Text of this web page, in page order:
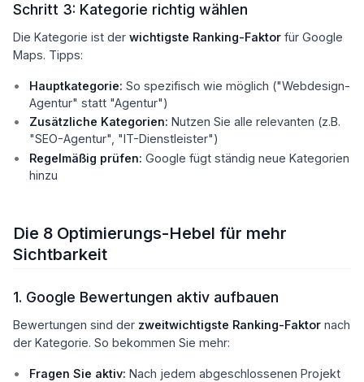
Schritt 3: Kategorie richtig wählen
Die Kategorie ist der wichtigste Ranking-Faktor für Google
Maps. Tipps:
Hauptkategorie: So spezifisch wie möglich ("Webdesign-
Agentur" statt "Agentur")
Zusätzliche Kategorien: Nutzen Sie alle relevanten (z.B.
"SEO-Agentur", "IT-Dienstleister")
Regelmäßig prüfen: Google fügt ständig neue Kategorien
hinzu
Die 8 Optimierungs-Hebel für mehr
Sichtbarkeit
1. Google Bewertungen aktiv aufbauen
Bewertungen sind der zweitwichtigste Ranking-Faktor nach
der Kategorie. So bekommen Sie mehr:
Fragen Sie aktiv: Nach jedem abgeschlossenen Projekt